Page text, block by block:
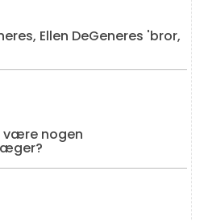
Ellen DeGeneres 'bror,
være nogen